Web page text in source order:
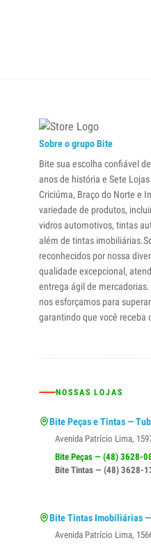
Sobre o grupo Bite
Bite sua escolha confiável
anos de história e Sete
Criciúma, Braço do Norte e
variedade de produtos,
vidros automotivos, tintas
além de tintas
reconhecidos por nossa
qualidade excepcional,
entrega ágil de
nos esforçamos para
garantindo que você receba
NOSSAS LOJAS
Bite Peças e Tintas —
Avenida Patrício Lima,
Bite Peças — (48) 3628-
Bite Tintas — (48) 3628-
Bite Tintas Imobiliárias
Avenida Patrício Lima,